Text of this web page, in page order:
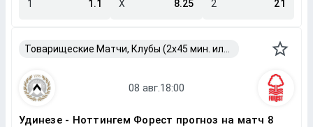
1 1.1 X 8.25 2 21
Удинезе - Ноттингем Форест прогноз на матч 8